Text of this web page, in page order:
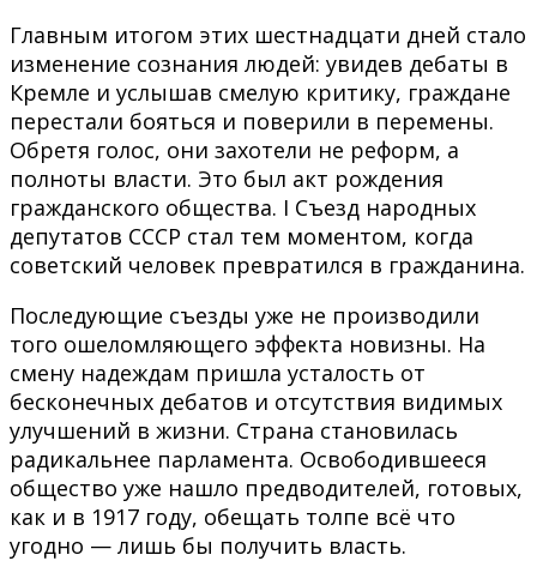
Главным итогом этих шестнадцати дней стало
изменение сознания людей: увидев дебаты в
Кремле и услышав смелую критику, граждане
перестали бояться и поверили в перемены.
Обретя голос, они захотели не реформ, а
полноты власти. Это был акт рождения
гражданского общества. I Съезд народных
депутатов СССР стал тем моментом, когда
советский человек превратился в гражданина.
Последующие съезды уже не производили
того ошеломляющего эффекта новизны. На
смену надеждам пришла усталость от
бесконечных дебатов и отсутствия видимых
улучшений в жизни. Страна становилась
радикальнее парламента. Освободившееся
общество уже нашло предводителей, готовых,
как и в 1917 году, обещать толпе всё что
угодно — лишь бы получить власть.